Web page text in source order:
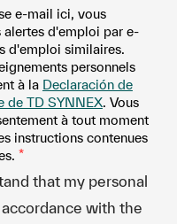
e-mail ici, vous
alertes d'emploi par e-
d'emploi similaires.
personnels
à la Declaración de
de TD SYNNEX. Vous
à tout moment
instructions contenues
*
that my personal
with the